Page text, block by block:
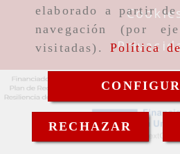
elaborado a partir
navegación (por
visitadas). Política
RECHAZAR